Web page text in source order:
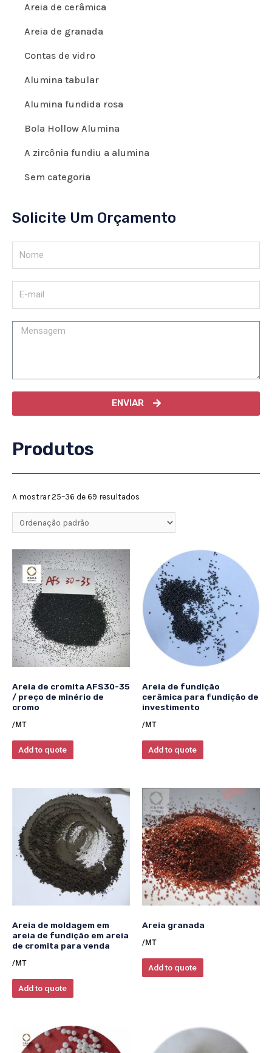
Areia de cerâmica
Areia de granada
Contas de vidro
Alumina tabular
Alumina fundida rosa
Bola Hollow Alumina
A zircônia fundiu a alumina
Sem categoria
Solicite Um Orçamento
ENVIAR
Produtos
A mostrar 25–36 de 69 resultados
Areia de cromita AFS30-35
/ preço de minério de
cromo
/MT
Add to quote
Areia de fundição
cerâmica para fundição de
investimento
/MT
Add to quote
Areia de moldagem em
areia de fundição em areia
de cromita para venda
/MT
Add to quote
Areia granada
/MT
Add to quote